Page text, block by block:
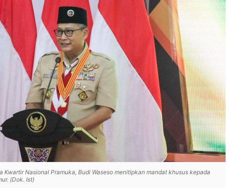
Kwartir Nasional Pramuka, Budi Waseso menitipkan mandat khusus kepada
(Dok. Ist)